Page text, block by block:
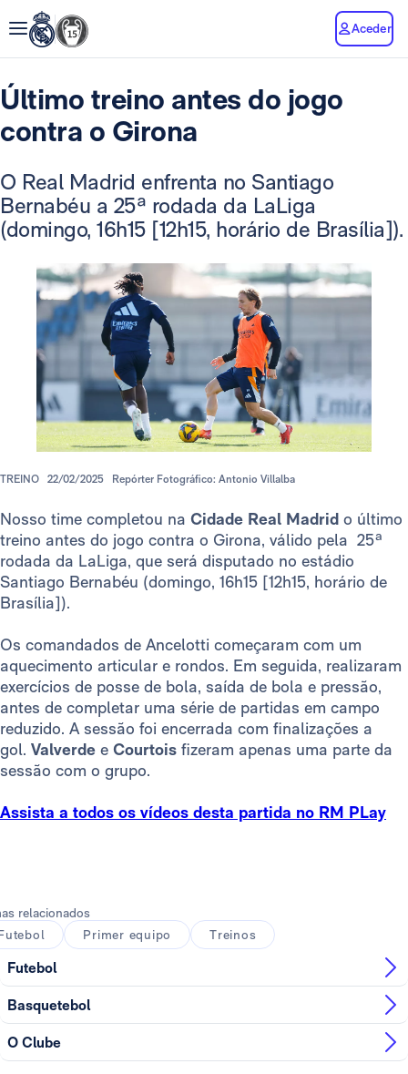
Aceder
Último treino antes do jogo
contra o Girona
O Real Madrid enfrenta no Santiago
Bernabéu a 25ª rodada da LaLiga
(domingo, 16h15 [12h15, horário de Brasília]).
TREINO 22/02/2025 Repórter Fotográfico: Antonio Villalba
Nosso time completou na Cidade Real Madrid o último
treino antes do jogo contra o Girona, válido pela 25ª
rodada da LaLiga, que será disputado no estádio
Santiago Bernabéu (domingo, 16h15 [12h15, horário de
Brasília]).
Os comandados de Ancelotti começaram com um
aquecimento articular e rondos. Em seguida, realizaram
exercícios de posse de bola, saída de bola e pressão,
antes de completar uma série de partidas em campo
reduzido. A sessão foi encerrada com finalizações a
gol. Valverde e Courtois fizeram apenas uma parte da
sessão com o grupo.
Assista a todos os vídeos desta partida no RM PLay
relacionados
Primer equipo Treinos
Futebol
Basquetebol
O Clube